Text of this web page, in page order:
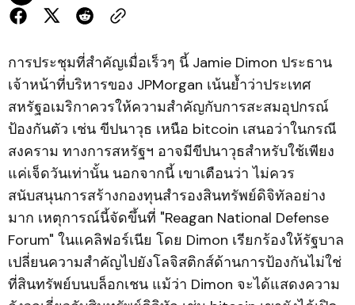
การประชุมที่สำคัญเมื่อเร็วๆ นี้ Jamie Dimon ประธาน
เจ้าหน้าที่บริหารของ JPMorgan เน้นย้ำว่าประเทศ
สหรัฐอเมริกาควรให้ความสำคัญกับการสะสมอุปกรณ์
ป้องกันตัว เช่น ขีปนาวุธ เหนือ bitcoin เสนอว่าในกรณี
สงคราม ทางการสหรัฐฯ อาจมีขีปนาวุธสำหรับใช้เพียง
แค่เจ็ดวันเท่านั้น นอกจากนี้ เขาเตือนว่า ไม่ควร
สนับสนุนการสร้างกองทุนสำรองสินทรัพย์ดิจิทัลอย่าง
มาก เหตุการณ์นี้จัดขึ้นที่ "Reagan National Defense
Forum" ในแคลิฟอร์เนีย โดย Dimon เรียกร้องให้รัฐบาล
เปลี่ยนความสำคัญไปยังโลจิสติกส์ด้านการป้องกันไม่ใช่
ที่สินทรัพย์บนบล็อกเชน แม้ว่า Dimon จะได้แสดงความ